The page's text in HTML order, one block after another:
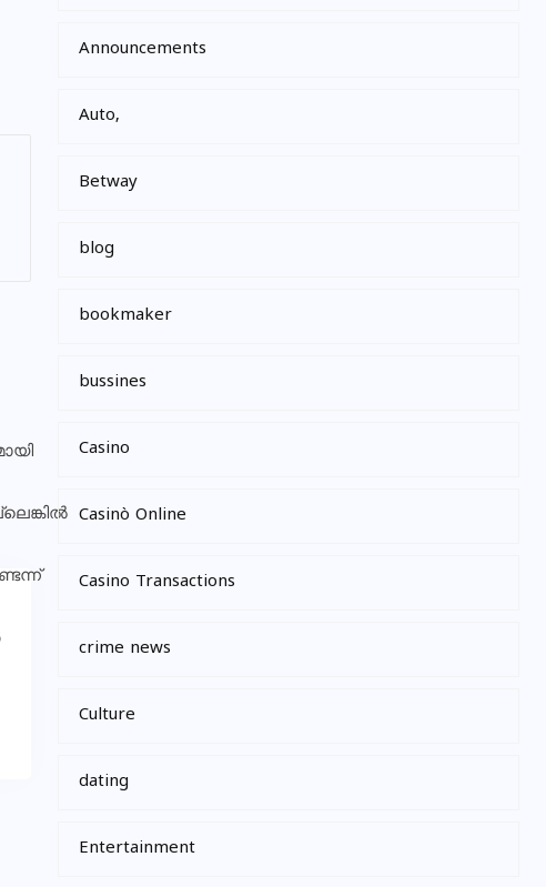
Announcements
Auto,
Betway
blog
bookmaker
bussines
Casino
Casinò Online
Casino Transactions
crime news
Culture
dating
Entertainment